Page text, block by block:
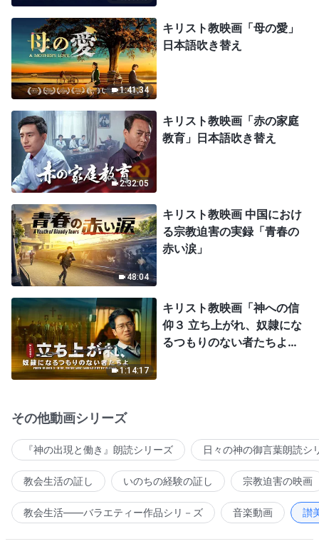
1:41:34
キリスト教映画「母の愛」
日本語吹き替え
2:32:05
キリスト教映画「赤の家庭
教育」日本語吹き替え
48:04
キリスト教映画 中国におけ
る宗教迫害の実録「青春の
赤い涙」
1:14:17
キリスト教映画「神への信
仰３ 立ち上がれ、奴隷にな
るつもりのない者たちよ」
その他動画シリーズ
『神の出現と働き』朗読シリーズ 日々の神の御言葉朗読シ
教会生活の証し いのちの経験の証し 宗教迫害の映画
教会生活――バラエティー作品シリ－ズ 音楽動画 讃